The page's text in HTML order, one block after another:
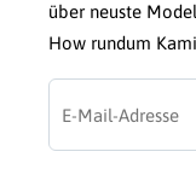
über neuste
How rundum